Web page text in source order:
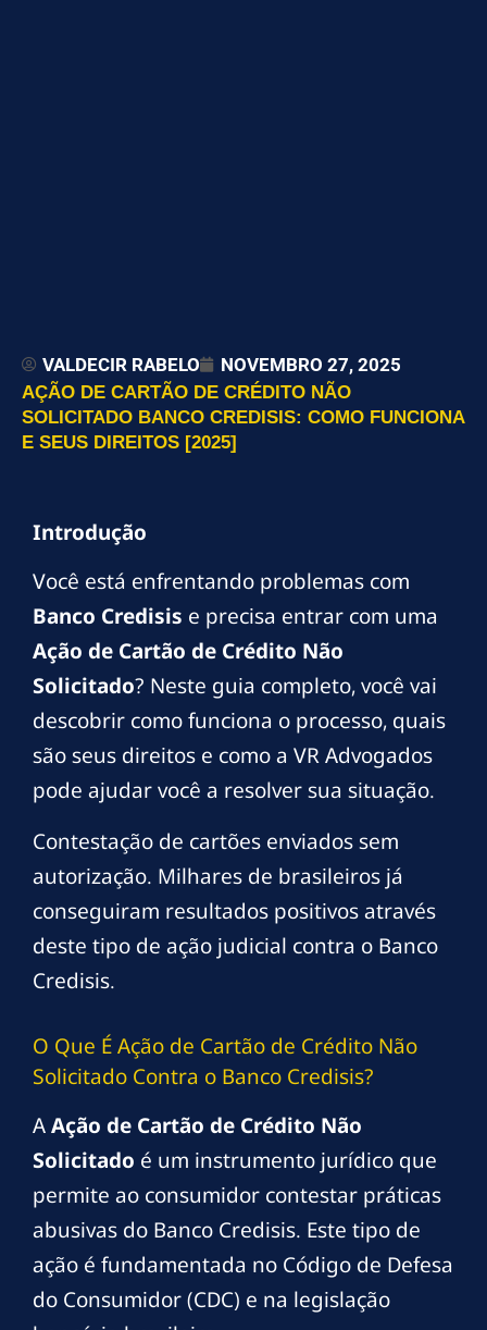
VALDECIR RABELO NOVEMBRO 27, 2025
AÇÃO DE CARTÃO DE CRÉDITO NÃO
SOLICITADO BANCO CREDISIS: COMO FUNCIONA
E SEUS DIREITOS [2025]
Introdução
Você está enfrentando problemas com
Banco Credisis e precisa entrar com uma
Ação de Cartão de Crédito Não
Solicitado? Neste guia completo, você vai
descobrir como funciona o processo, quais
são seus direitos e como a VR Advogados
pode ajudar você a resolver sua situação.
Contestação de cartões enviados sem
autorização. Milhares de brasileiros já
conseguiram resultados positivos através
deste tipo de ação judicial contra o Banco
Credisis.
O Que É Ação de Cartão de Crédito Não
Solicitado Contra o Banco Credisis?
AAção de Cartão de Crédito Não
Solicitado é um instrumento jurídico que
permite ao consumidor contestar práticas
abusivas do Banco Credisis. Este tipo de
ação é fundamentada no Código de Defesa
do Consumidor (CDC) e na legislação